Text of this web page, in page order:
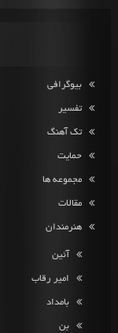
بیوگرافی
تفسیر
تک آهنگ
حمایت
مجموعه ها
مقالات
هنرمندان
آئین
امیر رقاب
بامداد
بن